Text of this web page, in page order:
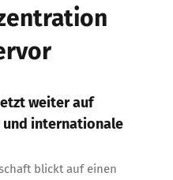
weiter auf
internationale
blickt auf einen